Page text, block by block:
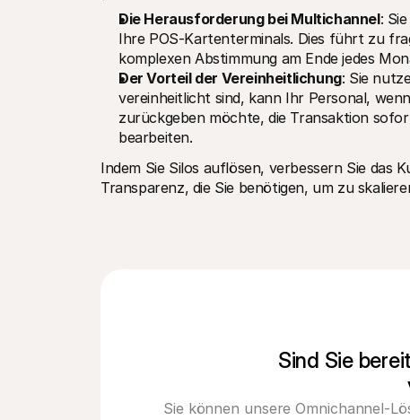
Die Herausforderung bei Multichannel:
Ihre POS-Kartenterminals. Dies führt zu
komplexen Abstimmung am Ende jedes
Der Vorteil der Vereinheitlichung: Sie
vereinheitlicht sind, kann Ihr Personal,
zurückgeben möchte, die Transaktion
bearbeiten.
Indem Sie Silos auflösen, verbessern Sie das
Transparenz, die Sie benötigen, um zu
Sind Sie
Sie können unsere Omnichannel-